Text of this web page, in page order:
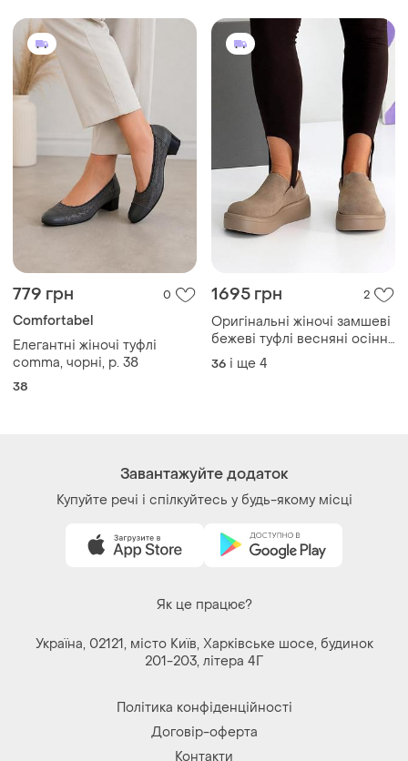
779 грн 0
Comfortabel
Елегантні жіночі туфлі
comma, чорні, р. 38
38
1695 грн 2
Оригінальні жіночі замшеві
бежеві туфлі весняні осінні
натуральна замша весна
осінь
36 і ще 4
Завантажуйте додаток
Купуйте речі і спілкуйтесь у будь-якому місці
Як це працює?
Україна, 02121, місто Київ, Харківське шосе, будинок
201-203, літера 4Г
Політика конфіденційності
Договір-оферта
Контакти